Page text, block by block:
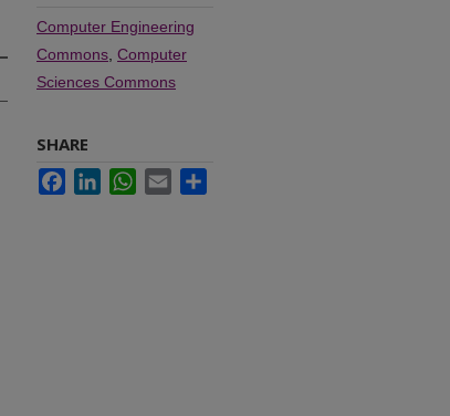
Computer Engineering
Commons Computer
Sciences Commons
SHARE
FacebookLinkedInWhatsApp
Email